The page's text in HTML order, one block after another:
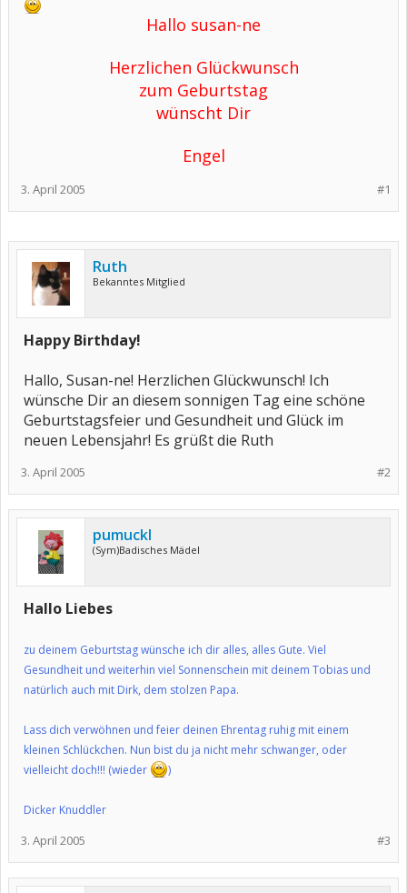
Hallo susan-ne
Herzlichen Glückwunsch
zum Geburtstag
wünscht Dir
Engel
#1
3. April 2005
Ruth
Bekanntes Mitglied
Happy Birthday!
Hallo, Susan-ne! Herzlichen Glückwunsch! Ich
wünsche Dir an diesem sonnigen Tag eine schöne
Geburtstagsfeier und Gesundheit und Glück im
neuen Lebensjahr! Es grüßt die Ruth
#2
3. April 2005
pumuckl
(Sym)Badisches Mädel
Hallo Liebes
zu deinem Geburtstag wünsche ich dir alles, alles Gute. Viel
Gesundheit und weiterhin viel Sonnenschein mit deinem Tobias und
natürlich auch mit Dirk, dem stolzen Papa.
Lass dich verwöhnen und feier deinen Ehrentag ruhig mit einem
kleinen Schlückchen. Nun bist du ja nicht mehr schwanger, oder
vielleicht doch!!! (wieder
)
Dicker Knuddler
#3
3. April 2005